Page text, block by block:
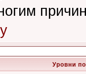
Уровни